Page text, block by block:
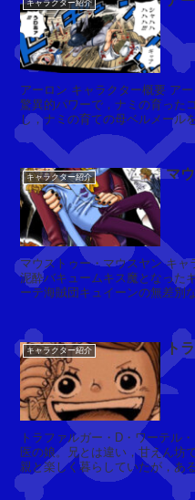
)
ベ
ー
ブ
(
r.
4)
ド
ロ
ィ
ー
(
ミ
ス
・
メ
リ
ー
ク
元
ロ
ッ
ク
・
ワ
ー
ク
ス
キャラクター紹介
アーロン キャラクター概要 アーロン一味の船長。10年前に，魚人の
驚異的パワーで，ナミの育った
し，ナミの育ての母ベルメール
ャー・タイガー，ジン...
キャラクター紹介 マ
マウストゥー・マウスヤン キャラクター概要 キスキス菌に侵され，
泥酔バキュームキス魔となった
ーテ海賊団キュイーンの無差別
キャラクター紹介 ト
トラファルガー・D・ワーテル・ラミ ローの妹で，フレバン
医の娘。兄とは違い，甘えん坊
親と楽しく暮らしていたが，あ
症。ローの気遣いにより，銃撃な